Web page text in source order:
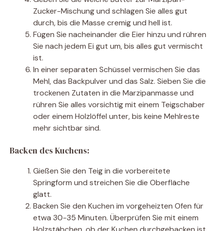
Zucker-Mischung und schlagen Sie alles gut
durch, bis die Masse cremig und hell ist.
Fügen Sie nacheinander die Eier hinzu und rühren
Sie nach jedem Ei gut um, bis alles gut vermischt
ist.
In einer separaten Schüssel vermischen Sie das
Mehl, das Backpulver und das Salz. Sieben Sie die
trockenen Zutaten in die Marzipanmasse und
rühren Sie alles vorsichtig mit einem Teigschaber
oder einem Holzlöffel unter, bis keine Mehlreste
mehr sichtbar sind.
Backen des Kuchens:
Gießen Sie den Teig in die vorbereitete
Springform und streichen Sie die Oberfläche
glatt.
Backen Sie den Kuchen im vorgeheizten Ofen für
etwa 30-35 Minuten. Überprüfen Sie mit einem